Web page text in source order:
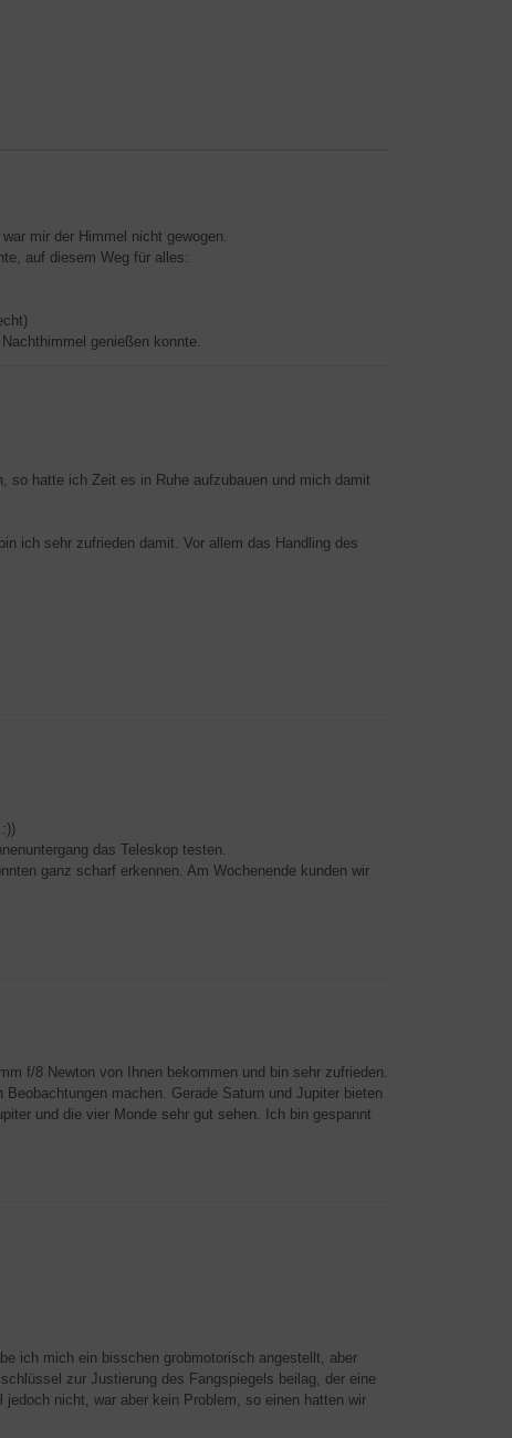
mir der Himmel nicht gewogen.
auf diesem Weg für alles:
genießen konnte.
so hatte ich Zeit es in Ruhe aufzubauen und mich damit
ich sehr zufrieden damit. Vor allem das Handling des
das Teleskop testen.
ganz scharf erkennen. Am Wochenende kunden wir
f/8 Newton von Ihnen bekommen und bin sehr zufrieden.
machen. Gerade Saturn und Jupiter bieten
und die vier Monde sehr gut sehen. Ich bin gespannt
ich mich ein bisschen grobmotorisch angestellt, aber
zur Justierung des Fangspiegels beilag, der eine
nicht, war aber kein Problem, so einen hatten wir